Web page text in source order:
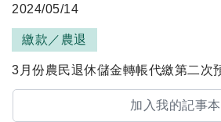
2024/05/14
繳款／農退
3月份農民退休儲金轉帳代繳第二次
加入我的記事本